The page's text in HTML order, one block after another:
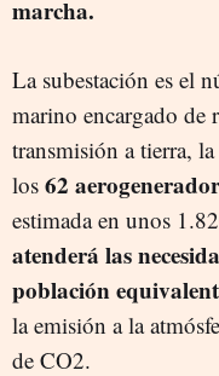
marcha.
La subestación es el
marino encargado de
transmisión a tierra,
los 62
estimada en unos
atenderá las
población
la emisión a la
de CO2.